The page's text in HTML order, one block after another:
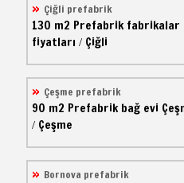
Çiğli prefabrik
130 m2 Prefabrik fabrikalar
fiyatları / Çiğli
Çeşme prefabrik
90 m2 Prefabrik bağ evi
/ Çeşme
Bornova prefabrik